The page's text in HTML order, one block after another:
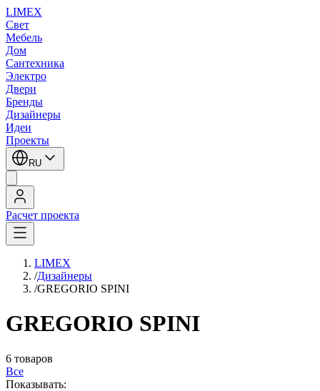
LIMEX
Свет
Мебель
Дом
Сантехника
Электро
Двери
Бренды
Дизайнеры
Идеи
Проекты
RU
Расчет проекта
LIMEX
/Дизайнеры
/GREGORIO SPINI
GREGORIO SPINI
6 товаров
Все
Показывать: